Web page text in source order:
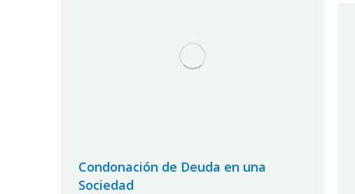
Condonación de Deuda en una
Sociedad